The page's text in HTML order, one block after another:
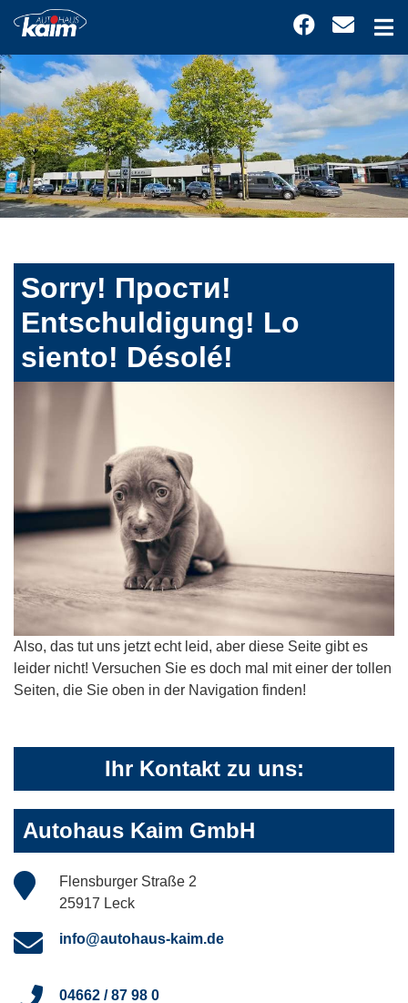
Sorry! Прости!
Entschuldigung! Lo
siento! Désolé!
Also, das tut uns jetzt echt leid, aber diese Seite gibt es
leider nicht! Versuchen Sie es doch mal mit einer der tollen
Seiten, die Sie oben in der Navigation finden!
Ihr Kontakt zu uns:
Autohaus Kaim GmbH
Flensburger Straße 2
25917 Leck
info@autohaus-kaim.de
04662 / 87 98 0